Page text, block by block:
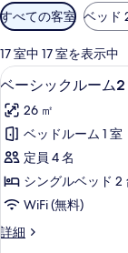
利
用
可
能
な
客
室
の
り
込
み
すべての客室 ベッド
17 室中 17 室を表示中
ベ
ー
シ
ッ
ク
ル
ム
11
ベーシックルーム2
26 ㎡
ベッドルーム 1 室
定員 4 名
シングルベッド 2
WiFi (無料)
詳細
ベ